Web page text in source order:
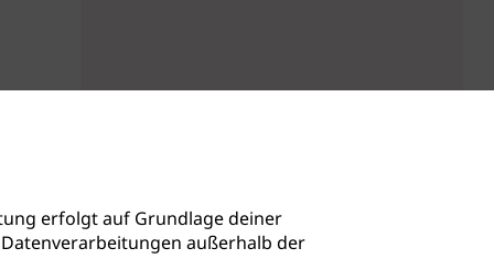
erfolgt auf Grundlage deiner
Datenverarbeitungen außerhalb der